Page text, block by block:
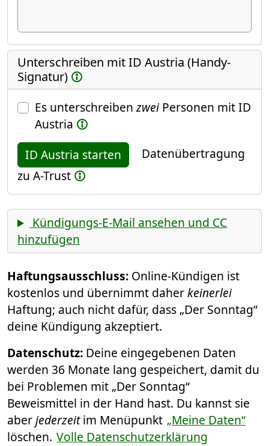
Unterschreiben mit ID Austria (Handy-
Signatur)
Es unterschreibenzweiPersonen mit ID
Austria
ID Austria starten
Datenübertragung
zu A-Trust
Kündigungs-E-Mail ansehen und CC
hinzufügen
Haftungsausschluss: Online-Kündigen ist
kostenlos und übernimmt daherkeinerlei
Haftung; auch nicht dafür, dass „Der Sonntag“
deine Kündigung akzeptiert.
Datenschutz: Deine eingegebenen Daten
werden 36 Monate lang gespeichert, damit du
bei Problemen mit „Der Sonntag“
Beweismittel in der Hand hast. Du kannst sie
aberjederzeitim Menüpunkt „Meine Daten“
löschen. Volle Datenschutzerklärung